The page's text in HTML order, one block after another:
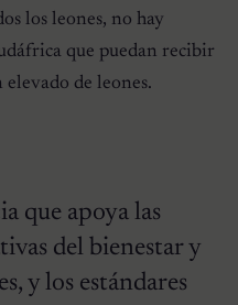
los leones, no hay
que puedan recibir
de leones.
que apoya las
del bienestar y
y los estándares